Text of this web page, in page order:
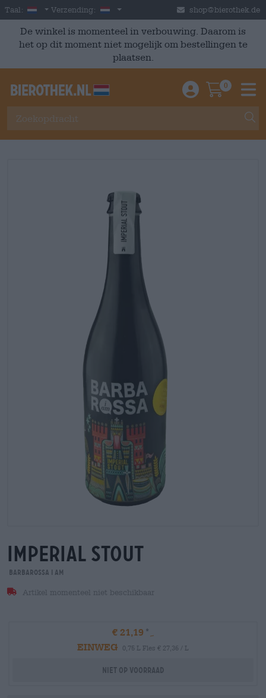
Skip to main content
Taal: Dutch
Verzending: Nederland shop@bierothek.de
De winkel is momenteel in verbouwing. Daarom is
het op dit moment niet mogelijk om bestellingen te
plaatsen.
Einloggen /
0
imperial stout
Barbarossa i am
Artikel momenteel niet beschikbaar
€ 21,19
EINWEG
0,75 L Fles € 27,36 / L
Niet op voorraad